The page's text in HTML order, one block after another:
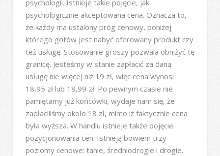
psychologii. Istnieje takie pojęcie, jak
psychologicznie akceptowana cena. Oznacza to,
że każdy ma ustalony próg cenowy, poniżej
którego gotów jest nabyć oferowany produkt czy
też usługę. Stosowanie groszy pozwala obniżyć tę
granicę. Jesteśmy w stanie zapłacić za daną
usługę nie więcej niż 19 zł, więc cena wynosi
18,95 zł lub 18,99 zł. Po pewnym czasie nie
pamiętamy już końcówki, wydaje nam się, że
zapłaciliśmy około 18 zł, mimo iż faktycznie cena
była wyższa. W handlu istnieje także pojęcie
pozycjonowania cen. Istnieją bowiem trzy
poziomy cenowe: tanie, średniodrogie i drogie.